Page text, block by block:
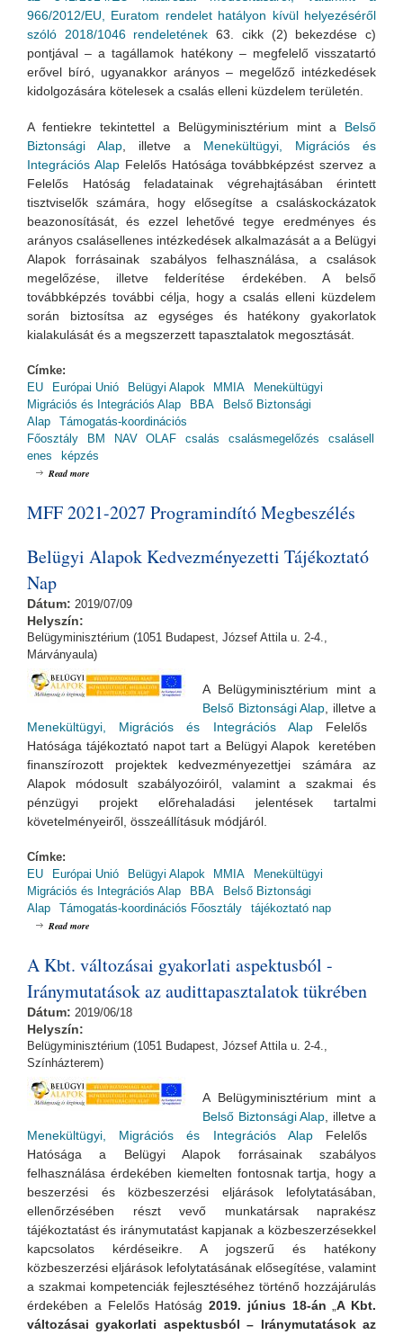
966/2012/EU, Euratom rendelet hatályon kívül helyezéséről
szóló 2018/1046 rendeletének 63. cikk (2) bekezdése c)
pontjával – a tagállamok hatékony – megfelelő visszatartó
erővel bíró, ugyanakkor arányos – megelőző intézkedések
kidolgozására kötelesek a csalás elleni küzdelem területén.
A fentiekre tekintettel a Belügyminisztérium mint a Belső
Biztonsági Alap , illetve a Menekültügyi, Migrációs és
Integrációs AlapFelelős Hatósága továbbképzést szervez a
Felelős Hatóság feladatainak végrehajtásában érintett
tisztviselők számára, hogy elősegítse a csaláskockázatok
beazonosítását, és ezzel lehetővé tegye eredményes és
arányos csalásellenes intézkedések alkalmazását a a Belügyi
Alapok forrásainak szabályos felhasználása, a csalások
megelőzése, illetve felderítése érdekében. A belső
továbbképzés további célja, hogy a csalás elleni küzdelem
során biztosítsa az egységes és hatékony gyakorlatok
kialakulását és a megszerzett tapasztalatok megosztását.
Címke:
EU
Európai Unió Belügyi Alapok MMIA
Menekültügyi
Migrációs és Integrációs Alap
BBA
Belső Biztonsági
Alap
Támogatás-koordinációs
Főosztály
BM NAV OLAF csalás csalásmegelőzés
csalásell
enes
képzés
Read more
MFF 2021-2027 Programindító Megbeszélés
Belügyi Alapok Kedvezményezetti Tájékoztató
Nap
Dátum: 2019/07/09
Helyszín:
Belügyminisztérium (1051 Budapest, József Attila u. 2-4.,
Márványaula)
A Belügyminisztérium mint a
Belső Biztonsági Alap , illetve a
Menekültügyi, Migrációs és Integrációs AlapFelelős
Hatósága tájékoztató napot tart a Belügyi Alapok keretében
finanszírozott projektek kedvezményezettjei számára az
Alapok módosult szabályozóiról, valamint a szakmai és
pénzügyi projekt előrehaladási jelentések tartalmi
követelményeiről, összeállításuk módjáról.
Címke:
EU
Európai Unió Belügyi Alapok MMIA
Menekültügyi
Migrációs és Integrációs Alap
BBA
Belső Biztonsági
Alap
Támogatás-koordinációs Főosztály tájékoztató nap
Read more
A Kbt. változásai gyakorlati aspektusból -
Iránymutatások az audittapasztalatok tükrében
Dátum: 2019/06/18
Helyszín:
Belügyminisztérium (1051 Budapest, József Attila u. 2-4.,
Színházterem)
A Belügyminisztérium mint a
Belső Biztonsági Alap , illetve a
Menekültügyi, Migrációs és Integrációs AlapFelelős
Hatósága a Belügyi Alapok forrásainak szabályos
felhasználása érdekében kiemelten fontosnak tartja, hogy a
beszerzési és közbeszerzési eljárások lefolytatásában,
ellenőrzésében részt vevő munkatársak naprakész
tájékoztatást és iránymutatást kapjanak a közbeszerzésekkel
kapcsolatos kérdéseikre. A jogszerű és hatékony
közbeszerzési eljárások lefolytatásának elősegítése, valamint
a szakmai kompetenciák fejlesztéséhez történő hozzájárulás
érdekében a Felelős Hatóság 2019. június 18-án „A Kbt.
változásai gyakorlati aspektusból – Iránymutatások az